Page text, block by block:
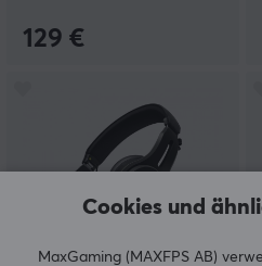
129 €
Cookies und
MaxGaming (MAXFPS AB)